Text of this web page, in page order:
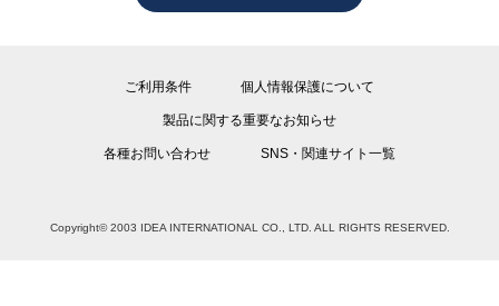
ご利用条件 個人情報保護について
製品に関する重要なお知らせ
各種お問い合わせ SNS・関連サイト一覧
Copyright© 2003 IDEA INTERNATIONAL CO., LTD. ALL RIGHTS RESERVED.